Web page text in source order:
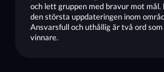
och lett gruppen med bravur mot
den största uppdateringen inom
Ansvarsfull och uthållig är två ord
vinnare.